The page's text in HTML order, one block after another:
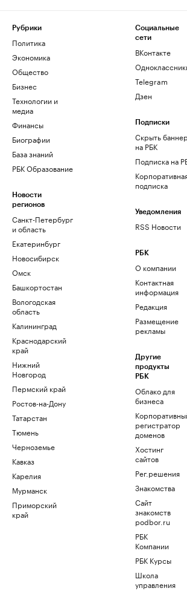
Рубрики
Политика
Экономика
Общество
Бизнес
Технологии и
медиа
Финансы
Биографии
База знаний
РБК Образование
Новости
регионов
Санкт-Петербург
и область
Екатеринбург
Новосибирск
Омск
Башкортостан
Вологодская
область
Калининград
Краснодарский
край
Нижний
Новгород
Пермский край
Ростов-на-Дону
Татарстан
Тюмень
Черноземье
Кавказ
Карелия
Мурманск
Приморский
край
Социальные
сети
ВКонтакте
Telegram
Дзен
Подписки
Скрыть
на РБК
Подписка на
подписка
Уведомления
RSS Новости
РБК
О компании
Контактная
информация
Редакция
Размещение
рекламы
Другие
продукты
РБК
Облако для
бизнеса
регистратор
доменов
Хостинг
сайтов
Рег.решения
Знакомства
Сайт
знакомств
podbor.ru
РБК
Компании
РБК Курсы
Школа
управления